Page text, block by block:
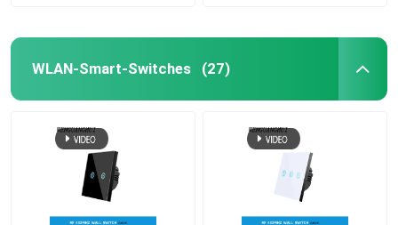
WLAN-Smart-Switches (27)